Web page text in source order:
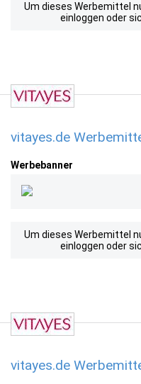
Um dieses Werbemittel
einloggen oder
vitayes.de
Werbebanner
Um dieses Werbemittel
einloggen oder
vitayes.de